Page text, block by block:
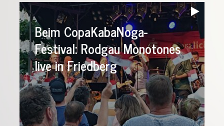
Audio-
Player
Beim CopaKabaNoga-
Festival: Rodgau Monotones
live in Friedberg